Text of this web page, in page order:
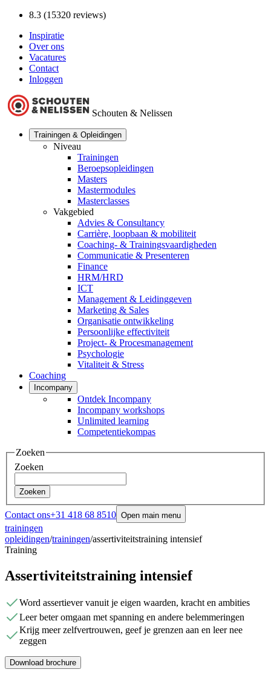
8.3 (15320 reviews)
Inspiratie
Over ons
Vacatures
Contact
Inloggen
Schouten & Nelissen
Trainingen & Opleidingen
Niveau
Trainingen
Beroepsopleidingen
Masters
Mastermodules
Masterclasses
Vakgebied
Advies & Consultancy
Carrière, loopbaan & mobiliteit
Coaching- & Trainingsvaardigheden
Communicatie & Presenteren
Finance
HRM/HRD
ICT
Management & Leidinggeven
Marketing & Sales
Organisatie ontwikkeling
Persoonlijke effectiviteit
Project- & Procesmanagement
Psychologie
Vitaliteit & Stress
Coaching
Incompany
Ontdek Incompany
Incompany workshops
Unlimited learning
Competentiekompas
Zoeken
Zoeken
Zoeken
Contact ons+31 418 68 8510 Open main menu
trainingen
opleidingen/trainingen/assertiviteitstraining intensief
Training
Assertiviteitstraining intensief
Word assertiever vanuit je eigen waarden, kracht en ambities
Leer beter omgaan met spanning en andere belemmeringen
Krijg meer zelfvertrouwen, geef je grenzen aan en leer nee
zeggen
Download brochure